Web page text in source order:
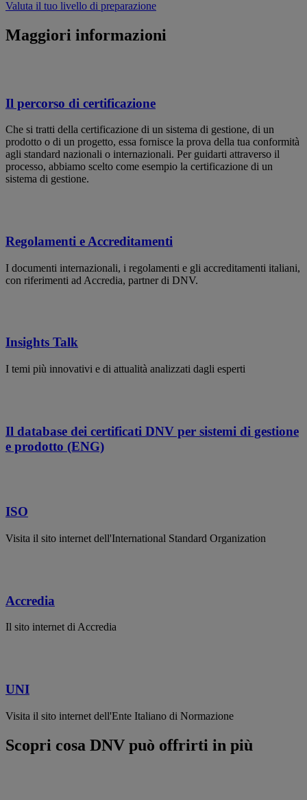
Valuta il tuo livello di preparazione
Maggiori informazioni
Il percorso di certificazione
Che si tratti della certificazione di un sistema di gestione, di un
prodotto o di un progetto, essa fornisce la prova della tua conformità
agli standard nazionali o internazionali. Per guidarti attraverso il
processo, abbiamo scelto come esempio la certificazione di un
sistema di gestione.
Regolamenti e Accreditamenti
I documenti internazionali, i regolamenti e gli accreditamenti italiani,
con riferimenti ad Accredia, partner di DNV.
Insights Talk
I temi più innovativi e di attualità analizzati dagli esperti
Il database dei certificati DNV per sistemi di gestione
e prodotto (ENG)
ISO
Visita il sito internet dell'International Standard Organization
Accredia
Il sito internet di Accredia
UNI
Visita il sito internet dell'Ente Italiano di Normazione
Scopri cosa DNV può offrirti in più